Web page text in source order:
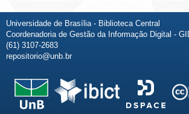
Universidade de Brasília - Biblioteca Central
Coordenadoria de Gestão da Informação Digital -
(61) 3107-2683
repositorio@unb.br